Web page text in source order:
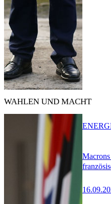
WAHLEN UND MACHT